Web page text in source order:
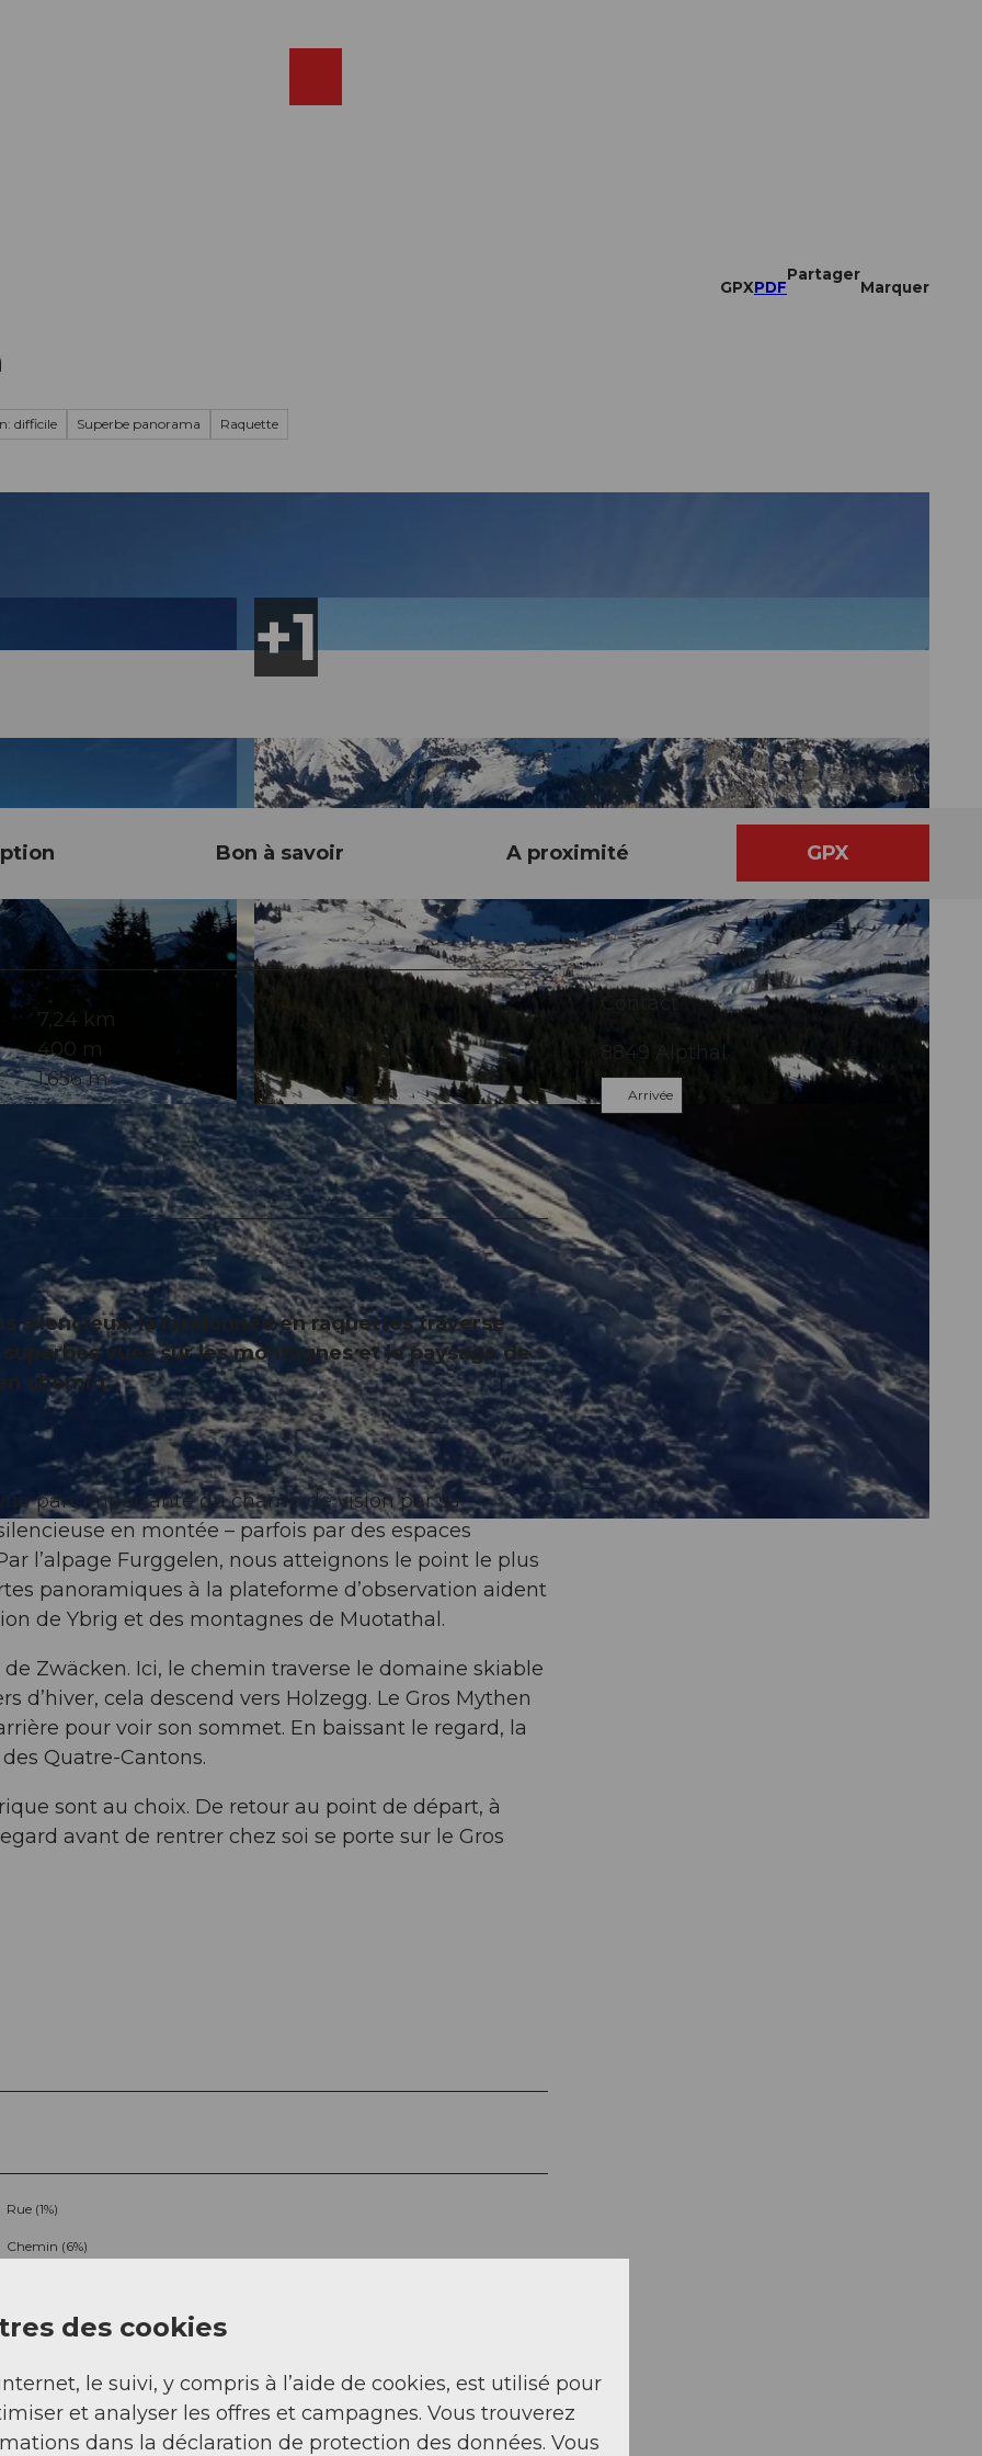
GPXPDF
Partager
Marquer
difficile Superbe panorama Raquette
© Region Ybrig
Bon à savoir A proximité GPX
7,24 km
400 m
1.656 m
silencieux, la randonnée en raquettes traverse
vues sur les montagnes et le paysage de
chemin.
part importante du champ de vision par sa
en montée – parfois par des espaces
l’alpage Furggelen, nous atteignons le point le plus
panoramiques à la plateforme d’observation aident
de Ybrig et des montagnes de Muotathal.
Zwäcken. Ici, le chemin traverse le domaine skiable
d’hiver, cela descend vers Holzegg. Le Gros Mythen
pour voir son sommet. En baissant le regard, la
Quatre-Cantons.
sont au choix. De retour au point de départ, à
avant de rentrer chez soi se porte sur le Gros
Rue (1%)
Chemin (6%)
Contact
8849 Alpthal
Arrivée
des cookies
le suivi, y compris à l’aide de cookies, est utilisé pour
et analyser les offres et campagnes. Vous trouverez
dans la déclaration de protection des données. Vous